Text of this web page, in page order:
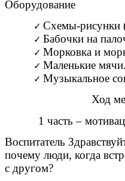
Оборудование
Схемы-рисунки
Бабочки на
Морковка и
Маленькие мячи.
Музыкальное
Ход
1 часть –
Воспитатель
почему люди, когда
с другом?